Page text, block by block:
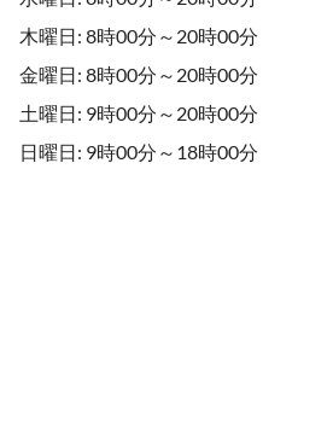
木曜日: 8時00分～20時00分
金曜日: 8時00分～20時00分
土曜日: 9時00分～20時00分
日曜日: 9時00分～18時00分